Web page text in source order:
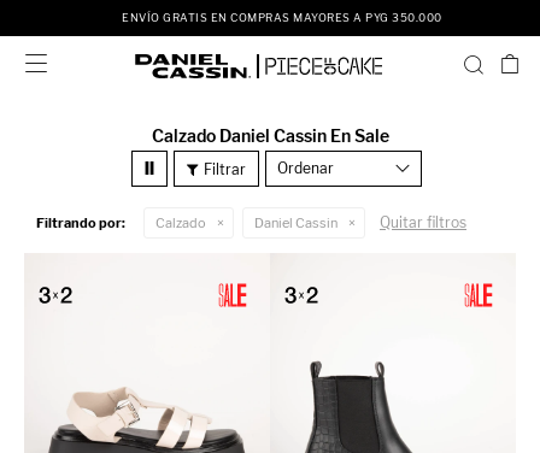
ENVÍO GRATIS EN COMPRAS MAYORES A PYG 350.000

Calzado Daniel Cassin En Sale
Recomendados
Filtrando por: Calzado Daniel Cassin Quitar filtros